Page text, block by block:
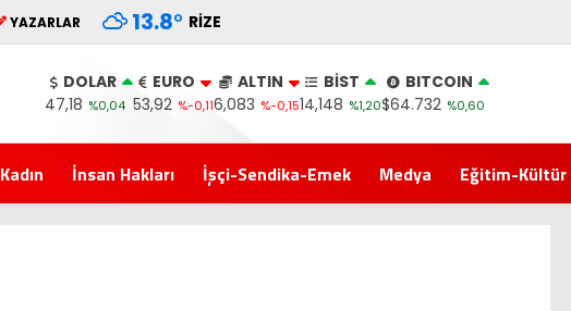
YAZARLAR 13.8° RIZE
DOLAR
47,18 %0,04
EURO
53,92 %-0,11
ALTIN
6,083 %-0,15
BİST
14,148 %1,20
BITCOIN
$64.732 %0,60
Kadın İnsan Hakları İşçi-Sendika-Emek Medya Eğitim-Kültür